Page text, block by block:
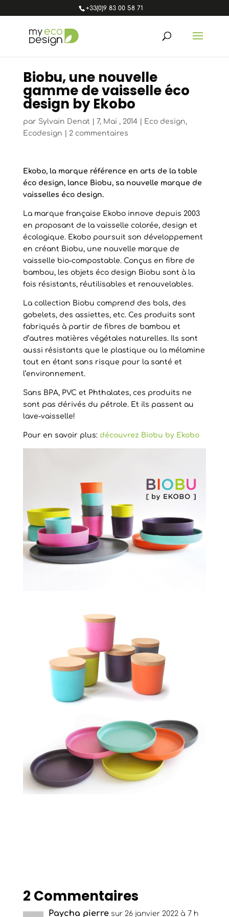
+33(0)9 83 00 58 71
Biobu, une nouvelle
gamme de vaisselle éco
design by Ekobo
par Sylvain Denat 7, Mai , 2014| Eco design,
Ecodesign
2 commentaires
Ekobo, la marque référence en arts de la table
éco design, lance Biobu, sa nouvelle marque de
vaisselles éco design.
La marque française Ekobo innove depuis 2003
en proposant de la vaisselle colorée, design et
écologique. Ekobo poursuit son développement
en créant Biobu, une nouvelle marque de
vaisselle bio-compostable. Conçus en fibre de
bambou, les objets éco design Biobu sont à la
fois résistants, réutilisables et renouvelables.
La collection Biobu comprend des bols, des
gobelets, des assiettes, etc. Ces produits sont
fabriqués à partir de fibres de bambou et
d’autres matières végétales naturelles. Ils sont
aussi résistants que le plastique ou la mélamine
tout en étant sans risque pour la santé et
l’environnement.
Sans BPA, PVC et Phthalates, ces produits ne
sont pas dérivés du pétrole. Et ils passent au
lave-vaisselle!
Pour en savoir plus: découvrez Biobu by Ekobo
2 Commentaires
Paycha pierre sur 26 janvier 2022 à 7 h